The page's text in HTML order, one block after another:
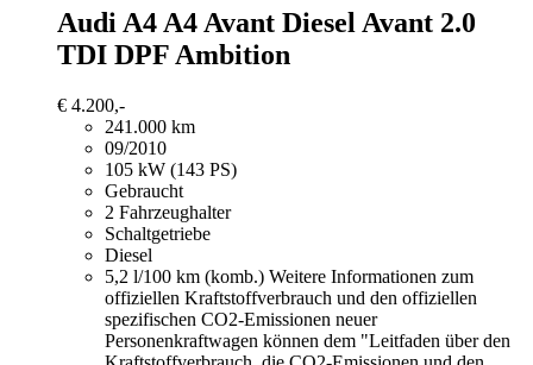
Audi A4A4 Avant Diesel Avant 2.0
TDI DPF Ambition
€ 4.200,-
241.000 km
09/2010
105 kW (143 PS)
Gebraucht
2 Fahrzeughalter
Schaltgetriebe
Diesel
5,2 l/100 km (komb.) Weitere Informationen zum
offiziellen Kraftstoffverbrauch und den offiziellen
spezifischen CO2-Emissionen neuer
Personenkraftwagen können dem "Leitfaden über den